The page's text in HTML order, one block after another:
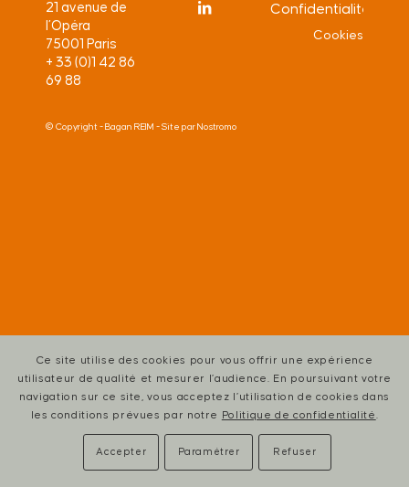
21 avenue de
l’Opéra
75001 Paris
+ 33 (0)1 42 86
69 88
Confidentialité
Cookies
© Copyright - Bagan REIM - Site par Nostromo
Ce site utilise des cookies pour vous offrir une expérience
utilisateur de qualité et mesurer l’audience. En poursuivant votre
navigation sur ce site, vous acceptez l’utilisation de cookies dans
les conditions prévues par notre Politique de confidentialité.
Accepter Paramétrer Refuser